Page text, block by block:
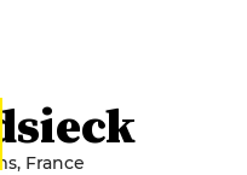
France